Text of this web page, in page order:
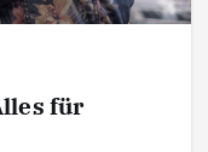
für